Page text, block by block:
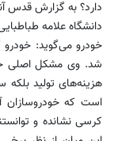
دارد؟ به گزارش قدس
دانشگاه علامه
خودرو می‌گوید:
شد. وی مشکل اصلی
هزینه‌های تولید
است که خودروسازان
کرسی نشانده و